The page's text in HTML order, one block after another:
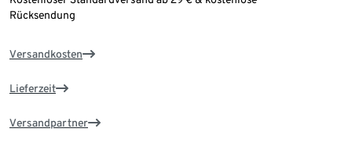
Rücksendung
Versandkosten
Lieferzeit
Versandpartner